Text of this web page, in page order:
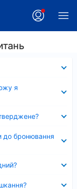
я
до бронювання